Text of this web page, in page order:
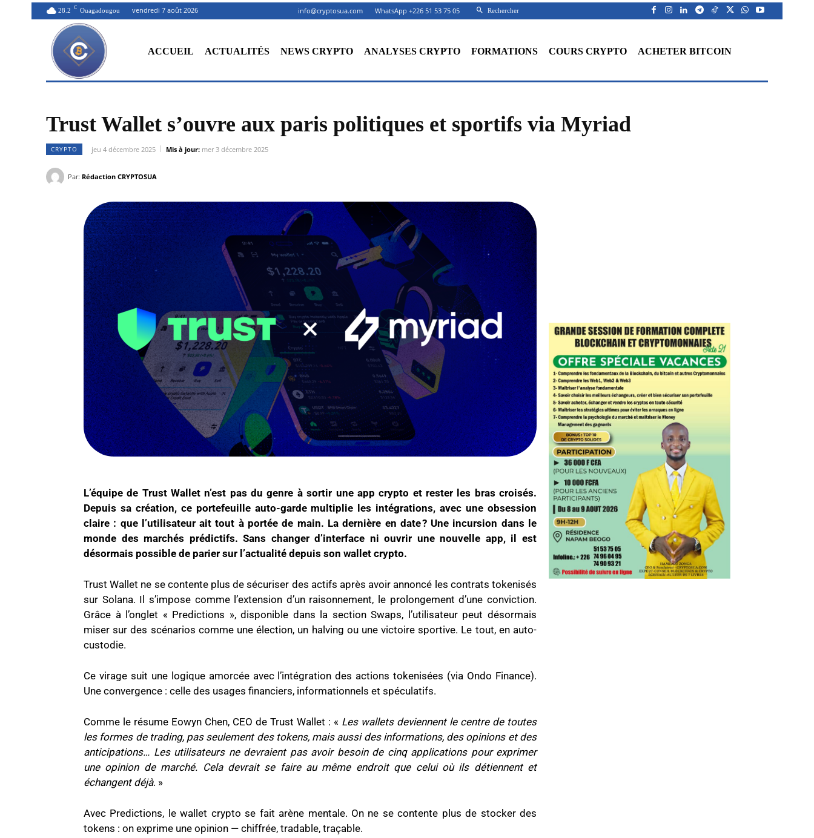
28.2 C Ouagadougou vendredi 7 août 2026 info@cryptosua.com WhatsApp +226 51 53 75 05 Rechercher
ACCUEIL ACTUALITÉS NEWS CRYPTO ANALYSES CRYPTO FORMATIONS COURS CRYPTO ACHETER BITCOIN
Trust Wallet s’ouvre aux paris politiques et sportifs via Myriad
CRYPTO jeu 4 décembre 2025 Mis à jour: mer 3 décembre 2025
Par: Rédaction CRYPTOSUA
L’équipe de Trust Wallet n’est pas du genre à sortir une app crypto et rester les bras croisés.
Depuis sa création, ce portefeuille auto-garde multiplie les intégrations, avec une obsession
claire : que l’utilisateur ait tout à portée de main. La dernière en date ? Une incursion dans le
monde des marchés prédictifs. Sans changer d’interface ni ouvrir une nouvelle app, il est
désormais possible de parier sur l’actualité depuis son wallet crypto.
Trust Wallet ne se contente plus de sécuriser des actifs après avoir annoncé les contrats tokenisés
sur Solana. Il s’impose comme l’extension d’un raisonnement, le prolongement d’une conviction.
Grâce à l’onglet « Predictions », disponible dans la section Swaps, l’utilisateur peut désormais
miser sur des scénarios comme une élection, un halving ou une victoire sportive. Le tout, en auto-
custodie.
Ce virage suit une logique amorcée avec l’intégration des actions tokenisées (via Ondo Finance).
Une convergence : celle des usages financiers, informationnels et spéculatifs.
Comme le résume Eowyn Chen, CEO de Trust Wallet : « Les wallets deviennent le centre de toutes
les formes de trading, pas seulement des tokens, mais aussi des informations, des opinions et des
anticipations… Les utilisateurs ne devraient pas avoir besoin de cinq applications pour exprimer
une opinion de marché. Cela devrait se faire au même endroit que celui où ils détiennent et
échangent déjà. »
Avec Predictions, le wallet crypto se fait arène mentale. On ne se contente plus de stocker des
tokens : on exprime une opinion — chiffrée, tradable, traçable.